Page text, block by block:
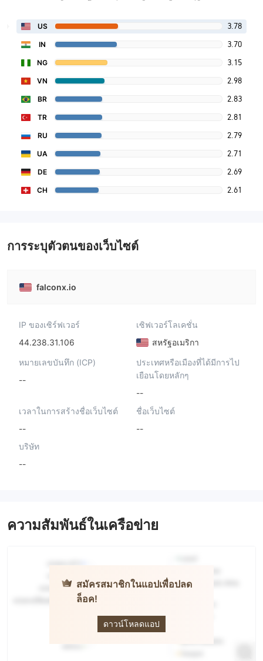
US 3.78
IN 3.70
NG 3.15
VN 2.98
BR 2.83
TR 2.81
RU 2.79
UA 2.71
DE 2.69
CH 2.61
การระบุตัวตนของเว็บไซต์
falconx.io
IP ของเซิร์ฟเวอร์
44.238.31.106
เซิฟเวอร์โลเคชั่น
สหรัฐอเมริกา
หมายเลขบันทึก (ICP)
--
ประเทศหรือเมืองที่ได้มีการไป
เยือนโดยหลักๆ
--
เวลาในการสร้างชื่อเว็บไซต์
--
ชื่อเว็บไซต์
--
บริษัท
--
ความสัมพันธ์ในเครือข่าย
สมัครสมาชิกในแอปเพื่อปลด
ล็อค!
ดาวน์โหลดแอป